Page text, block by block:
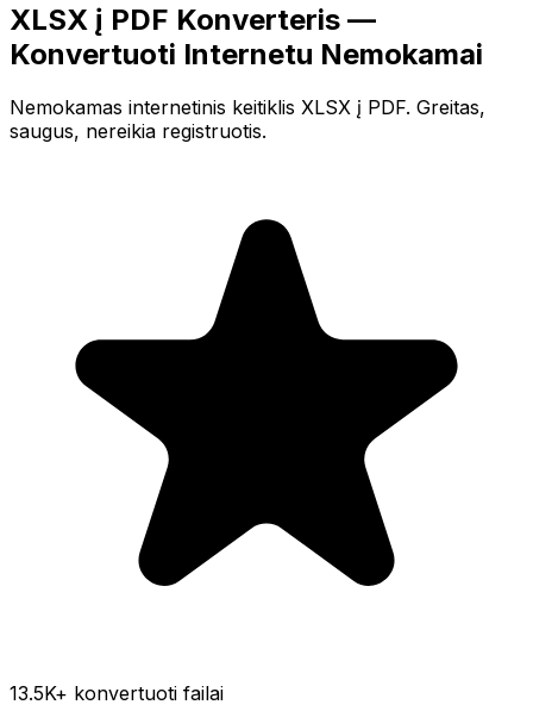
XLSX į PDF Konverteris —
Konvertuoti Internetu Nemokamai
Nemokamas internetinis keitiklis XLSX į PDF. Greitas,
saugus, nereikia registruotis.
13.5K+ konvertuoti failai